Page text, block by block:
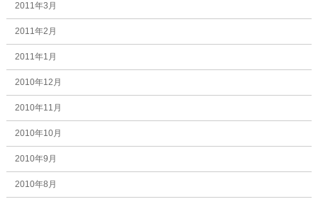
2011年3月
2011年2月
2011年1月
2010年12月
2010年11月
2010年10月
2010年9月
2010年8月